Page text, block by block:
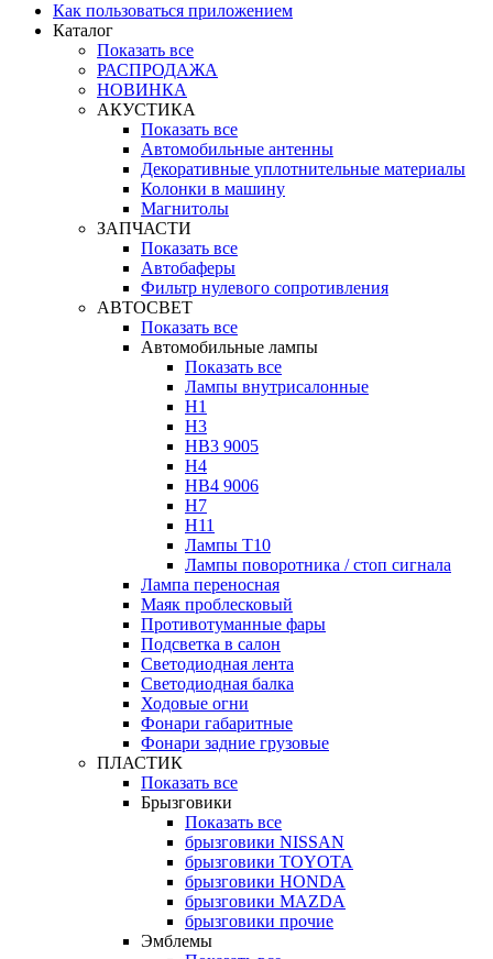
Как пользоваться приложением
Каталог
Показать все
РАСПРОДАЖА
НОВИНКА
АКУСТИКА
Показать все
Автомобильные антенны
Декоративные уплотнительные материалы
Колонки в машину
Магнитолы
ЗАПЧАСТИ
Показать все
Автобаферы
Фильтр нулевого сопротивления
АВТОСВЕТ
Показать все
Автомобильные лампы
Показать все
Лампы внутрисалонные
H1
H3
HB3 9005
H4
HB4 9006
H7
H11
Лампы Т10
Лампы поворотника / стоп сигнала
Лампа переносная
Маяк проблесковый
Противотуманные фары
Подсветка в салон
Светодиодная лента
Светодиодная балка
Ходовые огни
Фонари габаритные
Фонари задние грузовые
ПЛАСТИК
Показать все
Брызговики
Показать все
брызговики NISSAN
брызговики TOYOTA
брызговики HONDA
брызговики MAZDA
брызговики прочие
Эмблемы